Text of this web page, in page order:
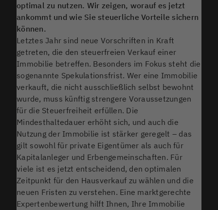
optimal zu nutzen. Wir zeigen, worauf es jetzt
ankommt und wie Sie steuerliche Vorteile sichern
können.
Letztes Jahr sind neue Vorschriften in Kraft
getreten, die den steuerfreien Verkauf einer
Immobilie betreffen. Besonders im Fokus steht die
sogenannte Spekulationsfrist. Wer eine Immobilie
verkauft, die nicht ausschließlich selbst bewohnt
wurde, muss künftig strengere Voraussetzungen
für die Steuerfreiheit erfüllen. Die
Mindesthaltedauer erhöht sich, und auch die
Nutzung der Immobilie ist stärker geregelt – das
gilt sowohl für private Eigentümer als auch für
Kapitalanleger und Erbengemeinschaften. Für
viele ist es jetzt entscheidend, den optimalen
Zeitpunkt für den Hausverkauf zu wählen und die
neuen Fristen zu verstehen. Eine marktgerechte
Expertenbewertung hilft Ihnen, Ihre Immobilie